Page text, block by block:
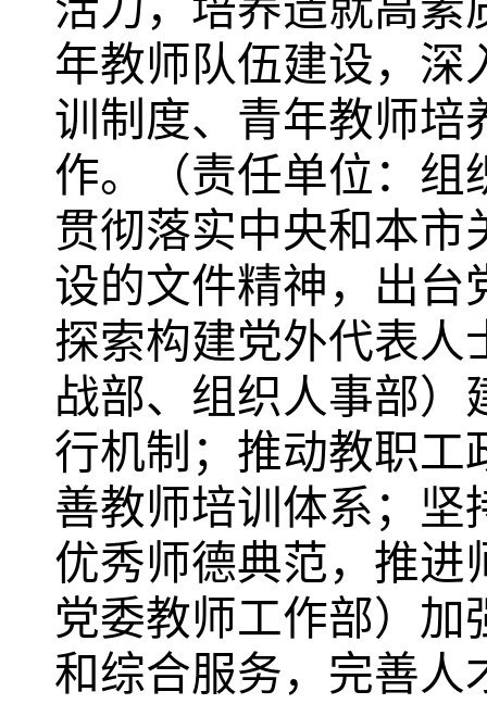
年教师队伍建设，深
训制度、青年教师培
作。（责任单位： 组
贯彻落实中央和本市
设的文件精神，出台
探索构建党外代表人
战部、组织人事部）
行机制；推动教职工
善教师培训体系；坚
优秀师德典范，推进
党委教师工作部）加
和综合服务，完善人